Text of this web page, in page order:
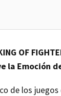
OF
la Emoción
de los juegos